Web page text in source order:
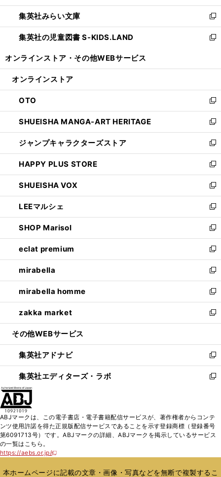
開
く
ウ
で
開
く
ン
ド
ウ
で
ウ
ィ
ン
ド
開
集英社みらい文庫
新
し
い
ン
ウ
で
開
く
集英社の児童図書 S-KIDS.LAND
新
ウ
ン
ド
ウ
で
開
く
オンラインストア・ その他WEBサービス
オンラインストア
OTO
新
し
い
ウ
ィ
ン
ド
ウ
で
開
く
SHUEISHA MANGA-ART HERITAGE
新
し
い
ウ
ィ
ン
ド
ウ
で
開
く
ジャンプキャラクターズストア
新
し
い
ウ
ィ
ン
ド
ウ
で
開
く
HAPPY PLUS STORE
新
し
い
ウ
ィ
ン
ド
ウ
で
開
く
SHUEISHA VOX
新
し
い
ウ
ィ
ン
ド
ウ
で
開
く
LEEマルシェ
新
し
い
ウ
ィ
ン
ド
ウ
で
開
く
SHOP Marisol
新
し
い
ウ
ィ
ン
ド
ウ
で
開
eclat premium
新
し
い
ウ
ィ
ン
ド
ウ
開
く
mirabella
新
し
い
ウ
ィ
ン
ウ
で
開
く
mirabella homme
新
し
い
ウ
ン
ド
ウ
で
zakka market
新
し
ウ
ィ
ン
ド
く
その他WEBサービス
集英社アドナビ
新
し
い
ド
ウ
で
集英社エディターズ・ラボ
新
ィ
ン
ド
開
ABJマークは、この電子書店・電子書籍配信サービスが、著作権者からコンテ
ンツ使用許諾を得た正規版配信サービスであることを示す登録商標（登録番号
第6091713号）です。ABJマークの詳細、ABJマークを掲示しているサービス
の一覧はこちら。
https://aebs.or.jp/
新
い
本ホームページに記載の文章・画像・写真などを無断で複製するこ